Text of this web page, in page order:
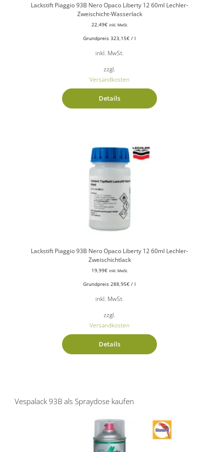
Lackstift Piaggio 93B Nero Opaco Liberty 12 60ml Lechler-
Zweischicht-Wasserlack
22,49€ inkl. MwSt.
Grundpreis 323,15€ / l
inkl. MwSt.
zzgl.
Versandkosten
Details
Lackstift Piaggio 93B Nero Opaco Liberty 12 60ml Lechler-
Zweischichtlack
19,99€ inkl. MwSt.
Grundpreis 288,95€ / l
inkl. MwSt.
zzgl.
Versandkosten
Details
Vespalack 93B als Spraydose kaufen